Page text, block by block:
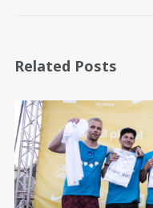
Related Posts